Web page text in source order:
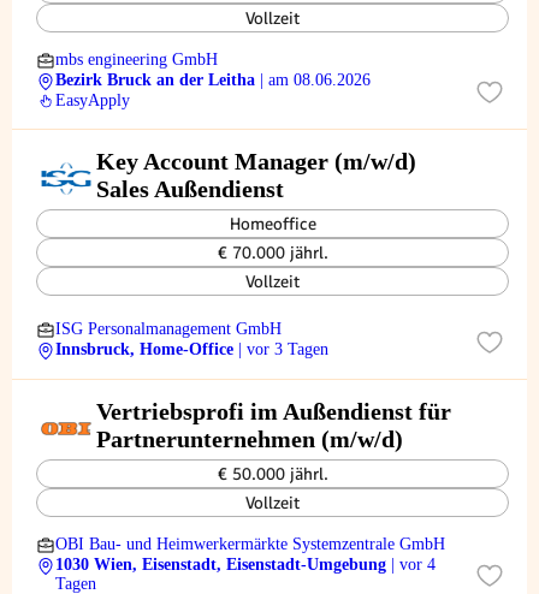
Vollzeit
mbs engineering GmbH
Bezirk Bruck an der Leitha
| am 08.06.2026
EasyApply
Key Account Manager (m/w/d)
Sales Außendienst
Homeoffice
€ 70.000 jährl.
Vollzeit
ISG Personalmanagement GmbH
Innsbruck, Home-Office
| vor 3 Tagen
Vertriebsprofi im Außendienst für
Partnerunternehmen (m/w/d)
€ 50.000 jährl.
Vollzeit
OBI Bau- und Heimwerkermärkte Systemzentrale GmbH
1030 Wien, Eisenstadt, Eisenstadt-Umgebung
| vor 4
Tagen